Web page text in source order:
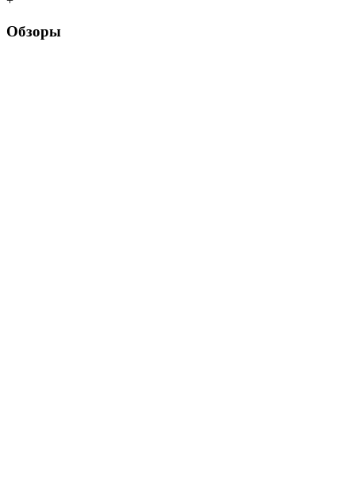
Обзоры